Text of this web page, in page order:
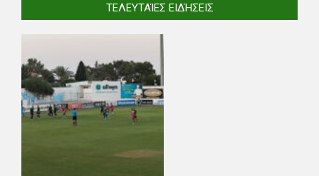
ΤΕΛΕΥΤΑΊΕΣ ΕΙΔΉΣΕΙΣ